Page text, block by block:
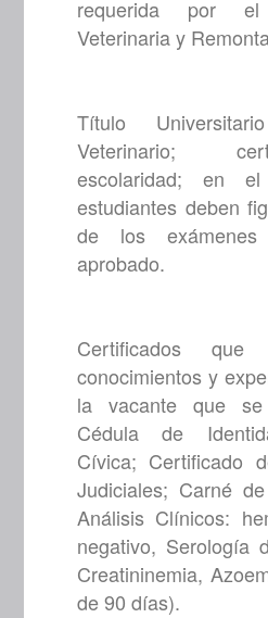
requerida por
Veterinaria y
Título
Veterinario;
escolaridad; en
estudiantes deben
de los
aprobado.
Certificados que
conocimientos y
la vacante que
Cédula de
Cívica; Certificado
Judiciales; Carné
Análisis Clínicos:
negativo, Serología
Creatininemia,
de 90 días).